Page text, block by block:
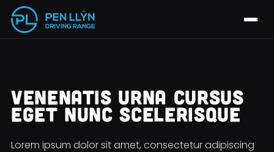
VENENATIS URNA CURSUS
EGET NUNC SCELERISQUE
Lorem ipsum dolor sit amet, consectetur adipiscing